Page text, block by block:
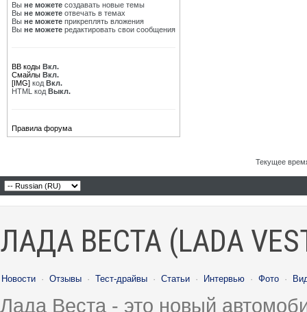
Вы не можете создавать новые темы
Вы не можете отвечать в темах
Вы не можете прикреплять вложения
Вы не можете редактировать свои сообщения
BB коды Вкл.
Смайлы Вкл.
[IMG] код Вкл.
HTML код Выкл.
Правила форума
Текущее
ЛАДА ВЕСТА (LADA
Новости · Отзывы · Тест-драйвы · Статьи · Интервью · Фото ·
Лада Веста - это новый